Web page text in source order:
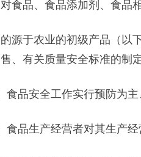
品、食品添加剂、食品相
于农业的初级产品（以下
、有关质量安全标准的制
安全工作实行预防为主
生产经营者对其生产经